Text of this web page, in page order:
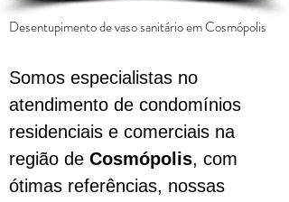
Desentupimento de vaso sanitário emCosmópolis
Somos especialistas no
atendimento de condomínios
residenciais e comerciais na
região de Cosmópolis, com
ótimas referências, nossas